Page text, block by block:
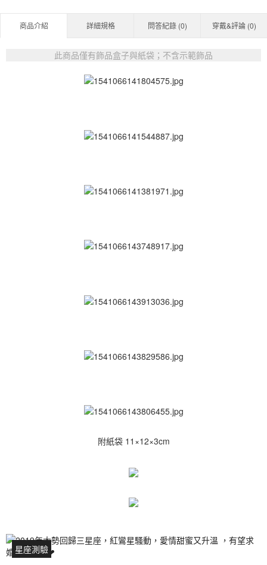
商品介紹 詳細規格 問答紀錄 (0) 穿戴&評論 (0)
此商品僅有飾品盒子與紙袋；不含示範飾品
附紙袋 11×12×3cm
星座測驗